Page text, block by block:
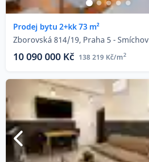
Prodej bytu 2+kk 73 m²
Zborovská 814/19, Praha 5 - Smíchov
10 090 000 Kč 138 219 Kč/m2